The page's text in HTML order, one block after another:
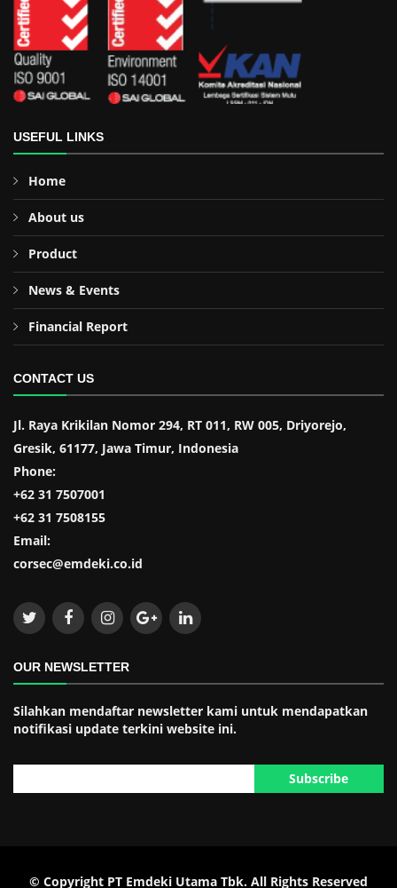
USEFUL LINKS
Home
About us
Product
News & Events
Financial Report
CONTACT US
Jl. Raya Krikilan Nomor 294, RT 011, RW 005, Driyorejo,
Gresik, 61177, Jawa Timur, Indonesia
Phone:
+62 31 7507001
+62 31 7508155
Email:
corsec@emdeki.co.id
OUR NEWSLETTER
Silahkan mendaftar newsletter kami untuk mendapatkan
notifikasi update terkini website ini.
© Copyright PT Emdeki Utama Tbk. All Rights Reserved